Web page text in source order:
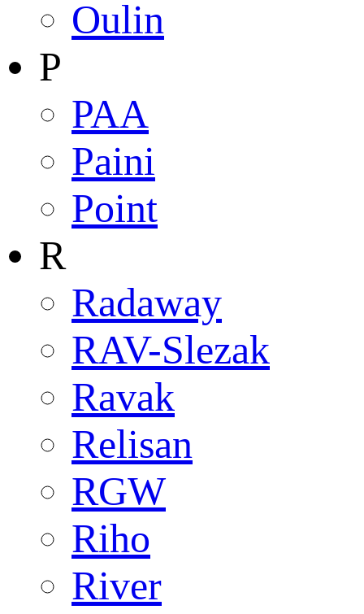
Oulin
P
PAA
Paini
Point
R
Radaway
RAV-Slezak
Ravak
Relisan
RGW
Riho
River